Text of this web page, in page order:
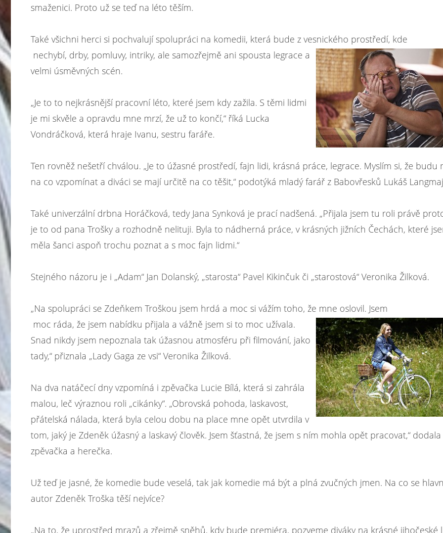
smaženici. Proto už se teď na léto těším.
Také všichni herci si pochvalují spolupráci na komedii, která bude z vesnického prostředí, kde
nechybí, drby, pomluvy, intriky, ale samozřejmě ani spousta legrace a
velmi úsměvných scén.
„Je to to nejkrásnější pracovní léto, které jsem kdy zažila. S těmi lidmi
je mi skvěle a opravdu mne mrzí, že už to končí,“ říká Lucka
Vondráčková, která hraje Ivanu, sestru faráře.
Ten rovněž nešetří chválou. „Je to úžasné prostředí, fajn lidi, krásná práce, legrace. Myslím si, že budu
na co vzpomínat a diváci se mají určitě na co těšit,“ podotýká mladý farář z Babovřesků Lukáš
Také univerzální drbna Horáčková, tedy Jana Synková je prací nadšená. „Přijala jsem tu roli právě
je to od pana Trošky a rozhodně nelituji. Byla to nádherná práce, v krásných jižních Čechách, které
měla šanci aspoň trochu poznat a s moc fajn lidmi.“
Stejného názoru je i „Adam“ Jan Dolanský, „starosta“ Pavel Kikinčuk či „starostová“ Veronika Žilková.
„Na spolupráci se Zdeňkem Troškou jsem hrdá a moc si vážím toho, že mne oslovil. Jsem
moc ráda, že jsem nabídku přijala a vážně jsem si to moc užívala.
Snad nikdy jsem nepoznala tak úžasnou atmosféru při filmování, jako
tady,“ přiznala „Lady Gaga ze vsi“ Veronika Žilková.
Na dva natáčecí dny vzpomíná i zpěvačka Lucie Bílá, která si zahrála
malou, leč výraznou roli „cikánky“. „Obrovská pohoda, laskavost,
přátelská nálada, která byla celou dobu na place mne opět utvrdila v
tom, jaký je Zdeněk úžasný a laskavý člověk. Jsem šťastná, že jsem s ním mohla opět pracovat,“ dodala
zpěvačka a herečka.
Už teď je jasné, že komedie bude veselá, tak jak komedie má být a plná zvučných jmen. Na co se
autor Zdeněk Troška těší nejvíce?
„Na to, že uprostřed mrazů a zřejmě sněhů, kdy bude premiéra, pozveme diváky na krásné jihočeské